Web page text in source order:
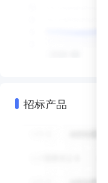
招标产品